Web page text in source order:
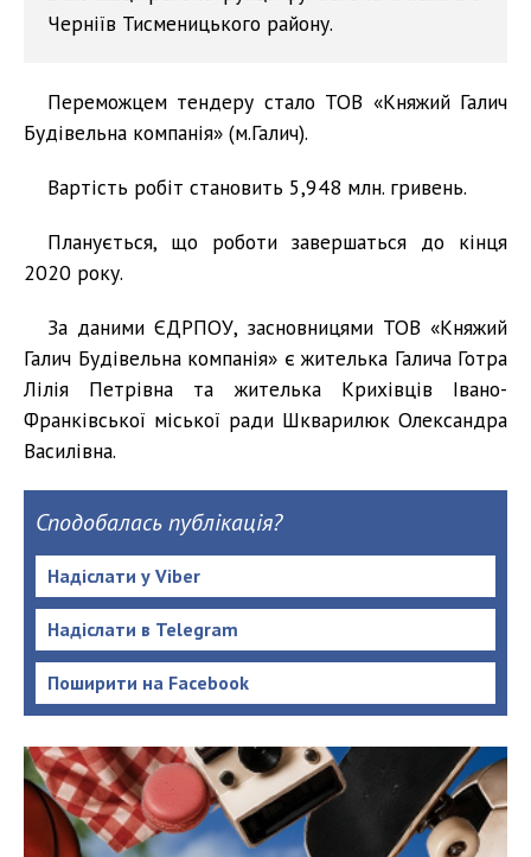
Черніїв Тисменицького району.
Переможцем тендеру стало ТОВ «Княжий Галич
Будівельна компанія» (м.Галич).
Вартість робіт становить 5,948 млн. гривень.
Планується, що роботи завершаться до кінця
2020 року.
За даними ЄДРПОУ, засновницями ТОВ «Княжий
Галич Будівельна компанія» є жителька Галича Готра
Лілія Петрівна та жителька Крихівців Івано-
Франківської міської ради Шкварилюк Олександра
Василівна.
Сподобалась публікація?
Надіслати у Viber
Надіслати в Telegram
Поширити на Facebook